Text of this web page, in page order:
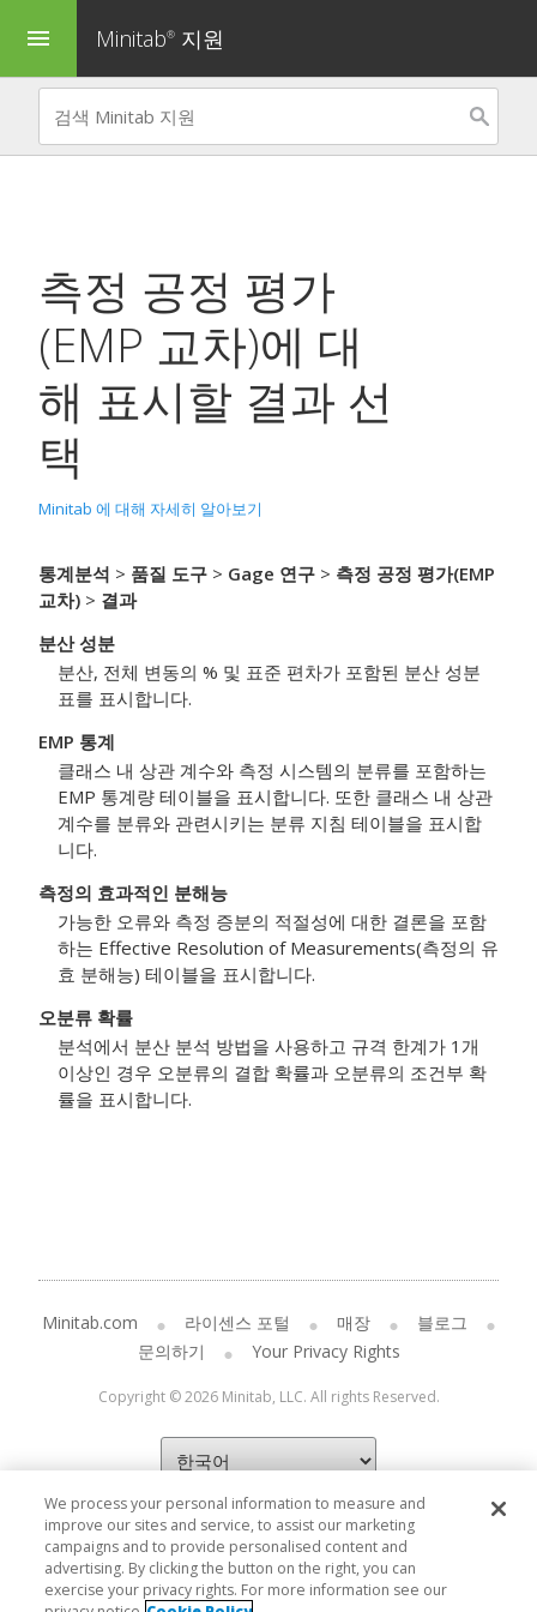
menu Minitab® 지원
측정 공정 평가
(EMP 교차)에 대
해 표시할 결과 선
택
Minitab 에 대해 자세히 알아보기
통계분석 > 품질 도구 > Gage 연구 > 측정 공정 평가(EMP
교차) > 결과
분산 성분
분산, 전체 변동의 % 및 표준 편차가 포함된 분산 성분
표를 표시합니다.
EMP 통계
클래스 내 상관 계수와 측정 시스템의 분류를 포함하는
EMP 통계량 테이블을 표시합니다. 또한 클래스 내 상관
계수를 분류와 관련시키는 분류 지침 테이블을 표시합
니다.
측정의 효과적인 분해능
가능한 오류와 측정 증분의 적절성에 대한 결론을 포함
하는 Effective Resolution of Measurements(측정의 유
효 분해능) 테이블을 표시합니다.
오분류 확률
분석에서 분산 분석 방법을 사용하고 규격 한계가 1개
이상인 경우 오분류의 결합 확률과 오분류의 조건부 확
률을 표시합니다.
Minitab.com 라이센스 포털 매장
블로그
문의하기
Your Privacy Rights
Copyright © 2026 Minitab, LLC. All rights Reserved.
We process your personal information to measure and
improve our sites and service, to assist our marketing
campaigns and to provide personalised content and
advertising. By clicking the button on the right, you can
exercise your privacy rights. For more information see our